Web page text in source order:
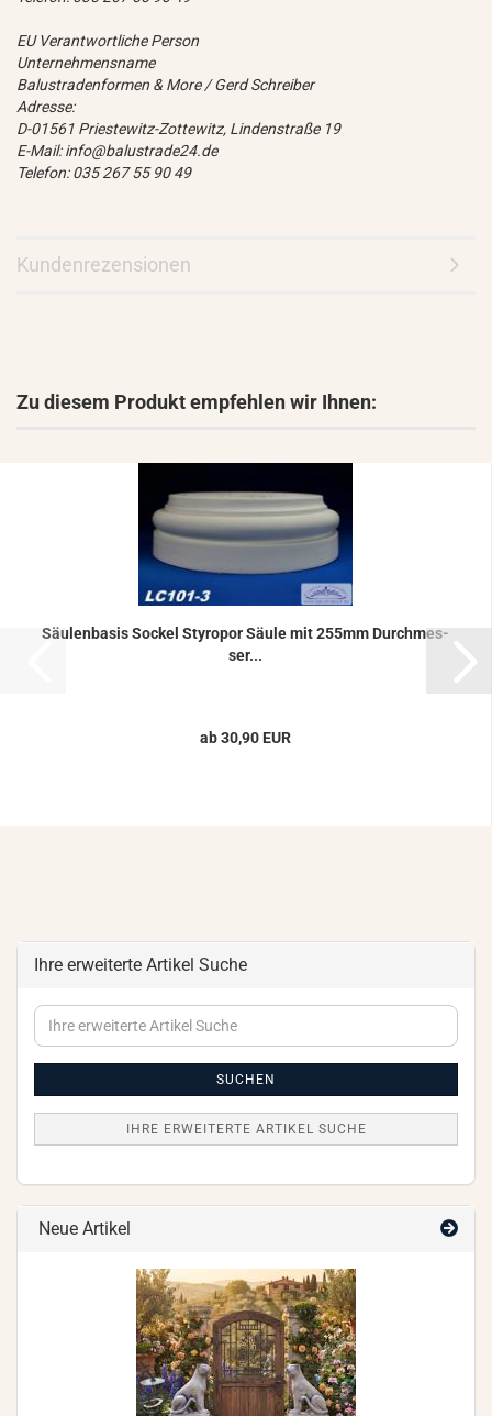
EU Verantwortliche Person
Unternehmensname
Balustradenformen & More / Gerd Schreiber
Adresse:
D-01561 Priestewitz-Zottewitz, Lindenstraße 19
E-Mail: info@balustrade24.de
Telefon: 035 267 55 90 49
Kundenrezensionen
Zu diesem Produkt empfehlen wir Ihnen:
Säu­len­ba­sis So­ckel Sty­ro­por Säule mit 255mm Durch­mes­
ser...
ab 30,90 EUR
Ihre erweiterte Artikel Suche
Ihre
erweiterte
SUCHEN
IHRE ERWEITERTE ARTIKEL SUCHE
Neue Artikel